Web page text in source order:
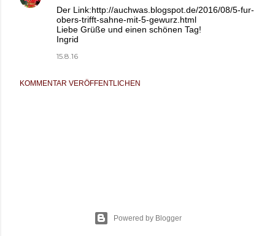
Der Link:http://auchwas.blogspot.de/2016/08/5-fur-
obers-trifft-sahne-mit-5-gewurz.html
Liebe Grüße und einen schönen Tag!
Ingrid
15.8.16
KOMMENTAR VERÖFFENTLICHEN
Powered by Blogger